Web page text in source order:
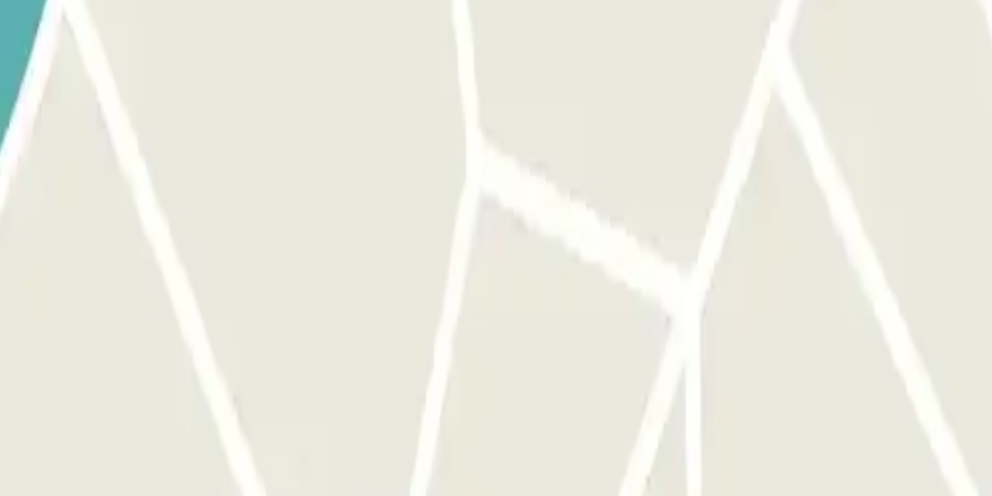
le bouton prévu pour ouvrir l'entrée. Assurez-vous que vous êtes devant la bonne entrée avant d'activer le bouton.
bouton pour ouvrir la sortie et les portes piétonnes, le processus est le même que pour l'entrée. Vous disposerez de 15 minutes
devrez payer le montant additionnel via l'application ou le lien que vous trouverez dans votre réservation. N'oubliez pas de le faire avant